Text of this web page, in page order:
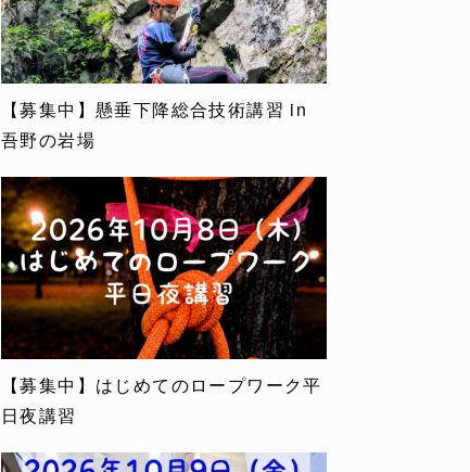
【募集中】懸垂下降総合技術講習 in
吾野の岩場
【募集中】はじめてのロープワーク平
日夜講習